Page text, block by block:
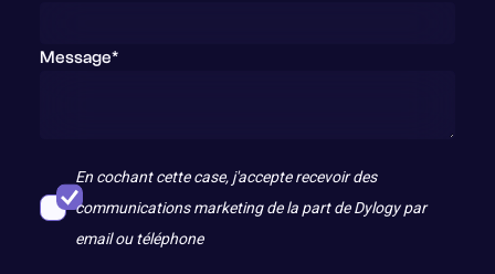
Message*
En cochant cette case, j'accepte recevoir des
communications marketing de la part de Dylogy par
email ou téléphone